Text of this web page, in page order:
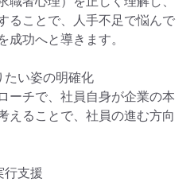
ることで、人手不足で悩んで
成功へと導きます。
たい姿の明確化
ーチで、社員自身が企業の本
えることで、社員の進む方向
行支援